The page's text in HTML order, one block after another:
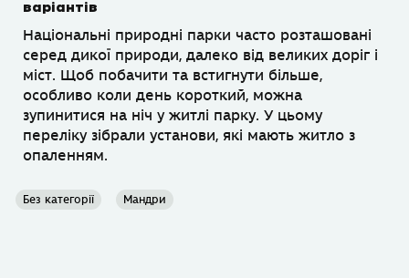
варіантів
Національні природні парки часто розташовані
серед дикої природи, далеко від великих доріг і
міст. Щоб побачити та встигнути більше,
особливо коли день короткий, можна
зупинитися на ніч у житлі парку. У цьому
переліку зібрали установи, які мають житло з
опаленням.
Без категорії Мандри